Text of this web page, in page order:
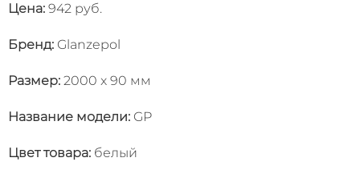
Цена: 942 руб.
Бренд: Glanzepol
Размер: 2000 x 90 мм
Название модели: GP
Цвет товара: белый